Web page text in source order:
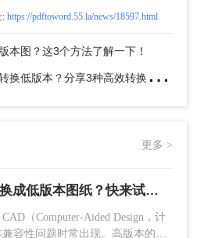
转换器
: https://pdftoword.55.la/news/18597.html
本图？这3个方法了解一下！
下
一篇：cad版本过高怎么转换低版本？分享3种高效转换方法！
更多 >
高版本cad图纸怎么转换成低版本图纸？快来试一试这二种方法吧！
（Computer-Aided Design，计
容性问题时常出现。高版本的